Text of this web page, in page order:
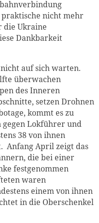
nicht mehr
die Ukraine
Dankbarkeit
auf sich warten.
überwachen
des Inneren
setzen Drohnen
kommt es zu
gegen Lokführer und
38 von ihnen
Anfang April zeigt das
die bei einer
festgenommen
waren
einem von ihnen
in die Oberschenkel